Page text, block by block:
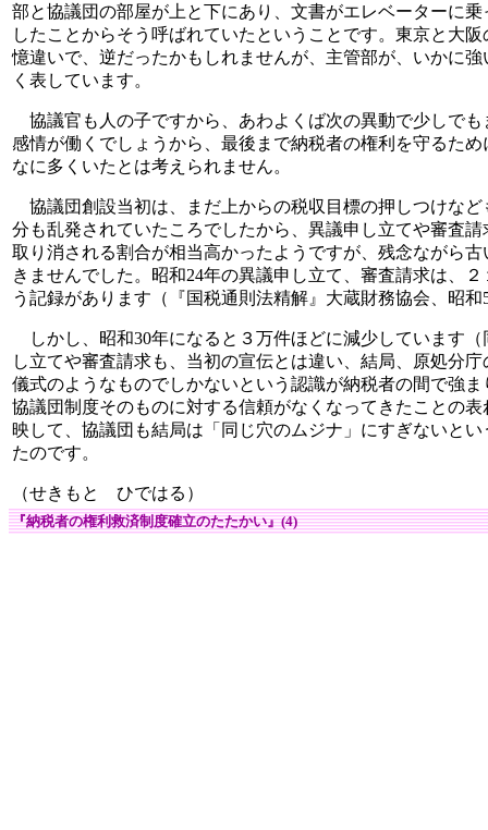
部と協議団の部屋が上と下にあり、文書がエレベーターに
したことからそう呼ばれていたということです。東京と大
憶違いで、逆だったかもしれませんが、主管部が、いかに
く表しています。
協議官も人の子ですから、あわよくば次の異動で少しで
感情が働くでしょうから、最後まで納税者の権利を守るた
なに多くいたとは考えられません。
協議団創設当初は、まだ上からの税収目標の押しつけな
分も乱発されていたころでしたから、異議申し立てや審査
取り消される割合が相当高かったようですが、残念ながら
きませんでした。昭和24年の異議申し立て、審査請求は、
う記録があります（『国税通則法精解』大蔵財務協会、昭
しかし、昭和30年になると３万件ほどに減少しています
し立てや審査請求も、当初の宣伝とは違い、結局、原処分
儀式のようなものでしかないという認識が納税者の間で強
協議団制度そのものに対する信頼がなくなってきたことの
映して、協議団も結局は「同じ穴のムジナ」にすぎないと
たのです。
（せきもと ひではる）
『納税者の権利救済制度確立のたたかい』(4)